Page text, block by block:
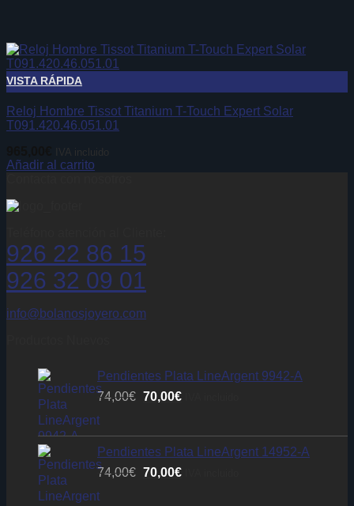
VISTA RÁPIDA
Reloj Hombre Tissot Titanium T-Touch Expert Solar
T091.420.46.051.01
IVA incluido
Añadir al carrito
926 22 86 15
926 32 09 01
info@bolanosjoyero.com
Pendientes Plata LineArgent 9942-A
74,00€ El
era:
74,00€.
70,00€El
es:
70,00€.
Pendientes Plata LineArgent 14952-A
74,00€ El
70,00€El